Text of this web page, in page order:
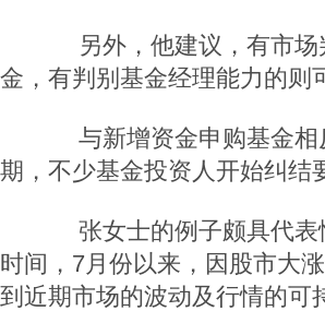
另外，他建议，有市场
金，有判别基金经理能力的则
与新增资金申购基金相
期，不少基金投资人开始纠结
张女士的例子颇具代表
时间，7月份以来，因股市大
到近期市场的波动及行情的可